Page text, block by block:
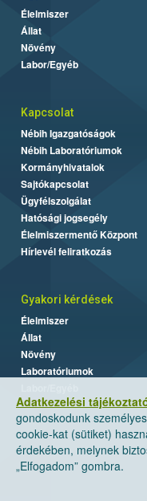
Adatkezelési
gondoskodunk
cookie-kat (sütiket)
érdekében, melynek
„Elfogadom” gombra.
Élelmiszer
Állat
Növény
Labor/Egyéb
Kapcsolat
Nébih Igazgatóságok
Nébih Laboratóriumok
Kormányhivatalok
Sajtókapcsolat
Ügyfélszolgálat
Hatósági jogsegély
Élelmiszermentő Központ
Hírlevél feliratkozás
Gyakori kérdések
Élelmiszer
Állat
Növény
Laboratóriumok